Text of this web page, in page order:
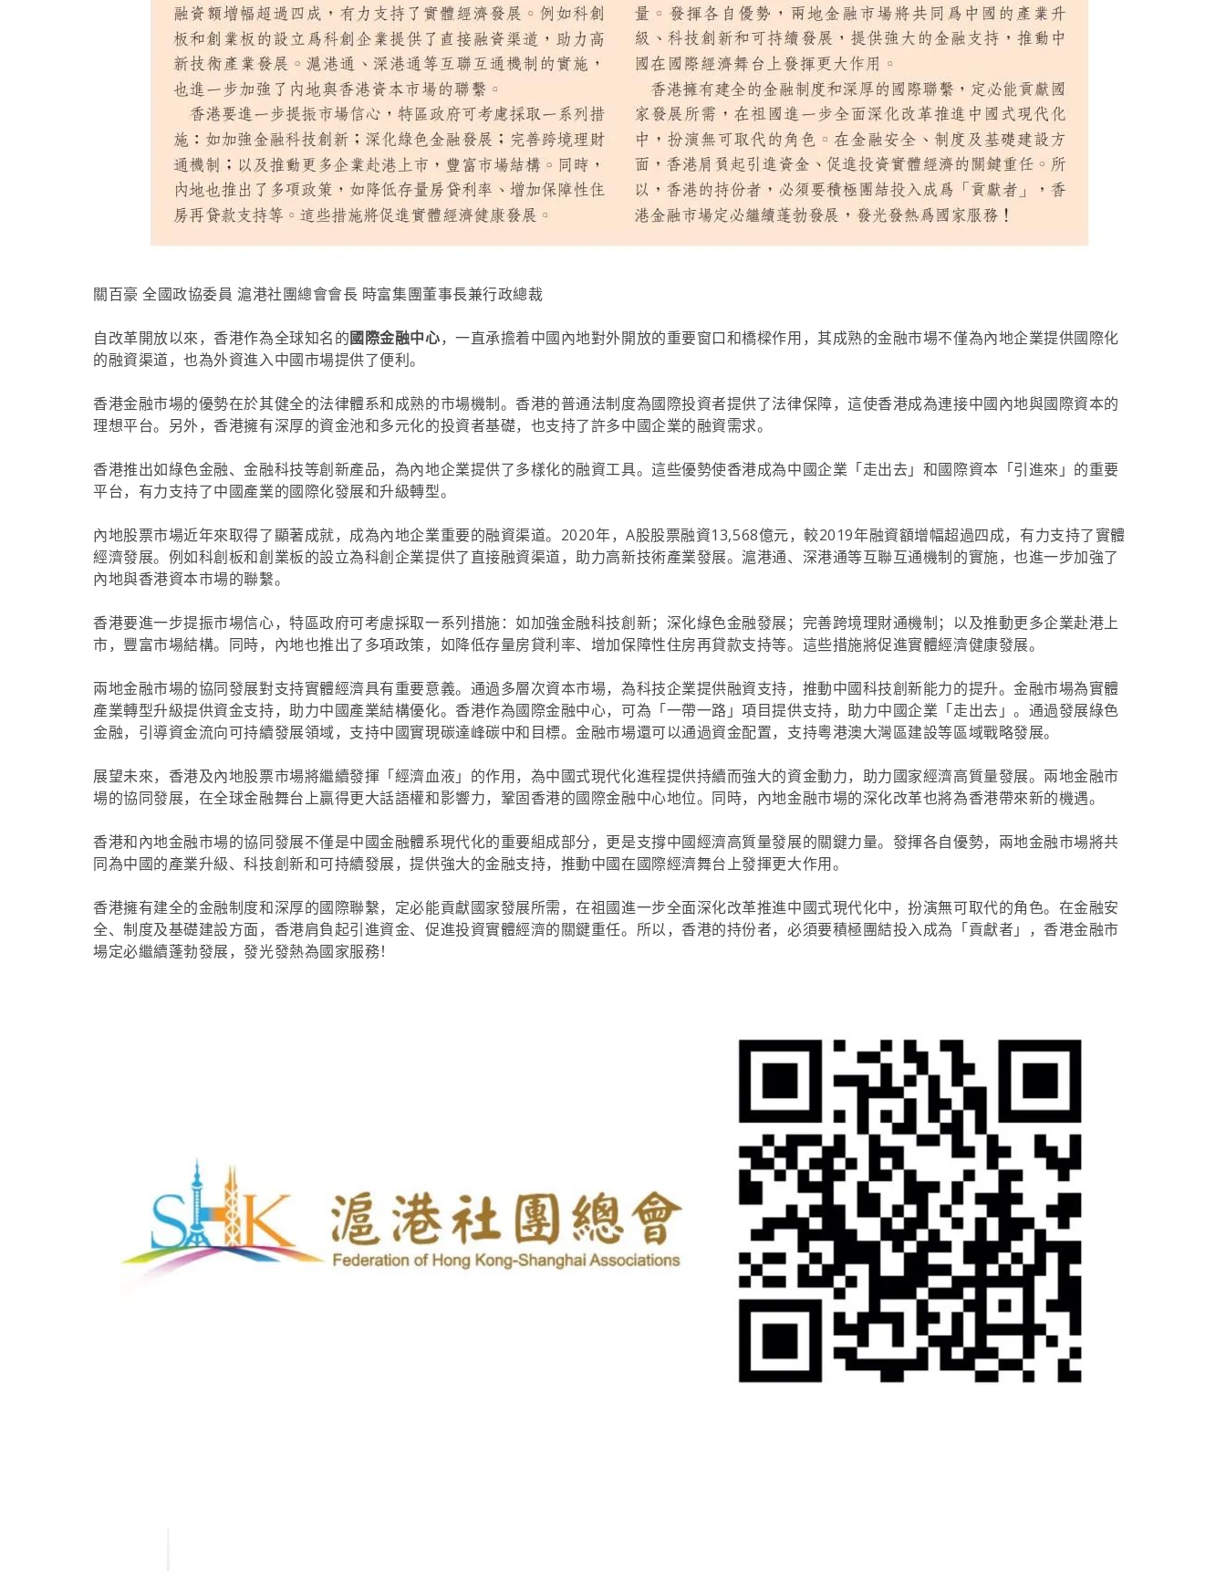
關百豪 全國政協委員 滬港社團總會會長 時富集團董事長兼行政總裁
自改革開放以來，香港作為全球知名的國際金融中心，一直承擔着中國內地對外開放的重要窗口和橋樑作用，其成熟的金融市場不僅為內地企業提供國際化
的融資渠道，也為外資進入中國市場提供了便利。
香港金融市場的優勢在於其健全的法律體系和成熟的市場機制。香港的普通法制度為國際投資者提供了法律保障，這使香港成為連接中國內地與國際資本的
理想平台。另外，香港擁有深厚的資金池和多元化的投資者基礎，也支持了許多中國企業的融資需求。
香港推出如綠色金融、金融科技等創新產品，為內地企業提供了多樣化的融資工具。這些優勢使香港成為中國企業「走出去」和國際資本「引進來」的重要
平台，有力支持了中國產業的國際化發展和升級轉型。
內地股票市場近年來取得了顯著成就，成為內地企業重要的融資渠道。2020年，A股股票融資13,568億元，較2019年融資額增幅超過四成，有力支持了實體
經濟發展。例如科創板和創業板的設立為科創企業提供了直接融資渠道，助力高新技術產業發展。滬港通、深港通等互聯互通機制的實施，也進一步加強了
內地與香港資本市場的聯繫。
香港要進一步提振市場信心，特區政府可考慮採取一系列措施：如加強金融科技創新；深化綠色金融發展；完善跨境理財通機制；以及推動更多企業赴港上
市，豐富市場結構。同時，內地也推出了多項政策，如降低存量房貸利率、增加保障性住房再貸款支持等。這些措施將促進實體經濟健康發展。
兩地金融市場的協同發展對支持實體經濟具有重要意義。通過多層次資本市場，為科技企業提供融資支持，推動中國科技創新能力的提升。金融市場為實體
產業轉型升級提供資金支持，助力中國產業結構優化。香港作為國際金融中心，可為「一帶一路」項目提供支持，助力中國企業「走出去」。通過發展綠色
金融，引導資金流向可持續發展領域，支持中國實現碳達峰碳中和目標。金融市場還可以通過資金配置，支持粵港澳大灣區建設等區域戰略發展。
展望未來，香港及內地股票市場將繼續發揮「經濟血液」的作用，為中國式現代化進程提供持續而強大的資金動力，助力國家經濟高質量發展。兩地金融市
場的協同發展，在全球金融舞台上贏得更大話語權和影響力，鞏固香港的國際金融中心地位。同時，內地金融市場的深化改革也將為香港帶來新的機遇。
香港和內地金融市場的協同發展不僅是中國金融體系現代化的重要組成部分，更是支撐中國經濟高質量發展的關鍵力量。發揮各自優勢，兩地金融市場將共
同為中國的產業升級、科技創新和可持續發展，提供強大的金融支持，推動中國在國際經濟舞台上發揮更大作用。
香港擁有建全的金融制度和深厚的國際聯繫，定必能貢獻國家發展所需，在祖國進一步全面深化改革推進中國式現代化中，扮演無可取代的角色。在金融安
全、制度及基礎建設方面，香港肩負起引進資金、促進投資實體經濟的關鍵重任。所以，香港的持份者，必須要積極團結投入成為「貢獻者」，香港金融市
場定必繼續蓬勃發展，發光發熱為國家服務！